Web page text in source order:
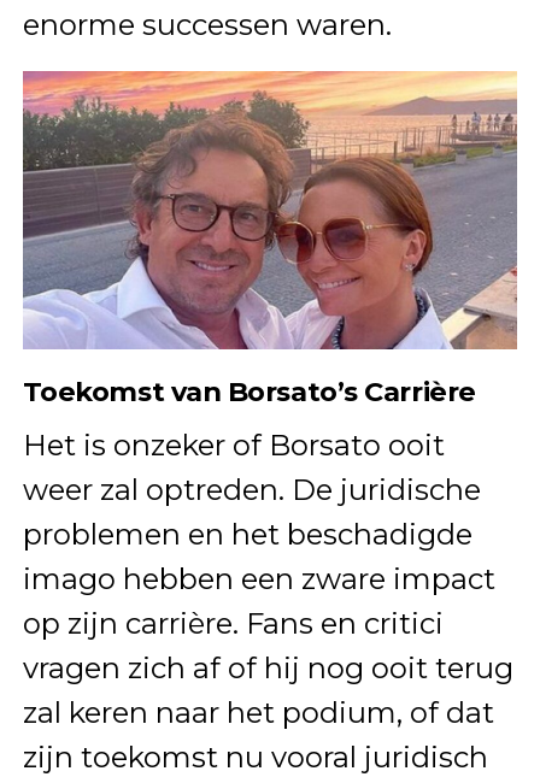
enorme successen waren.
Toekomst van Borsato’s Carrière
Het is onzeker of Borsato ooit
weer zal optreden. De juridische
problemen en het beschadigde
imago hebben een zware impact
op zijn carrière. Fans en critici
vragen zich af of hij nog ooit terug
zal keren naar het podium, of dat
zijn toekomst nu vooral juridisch